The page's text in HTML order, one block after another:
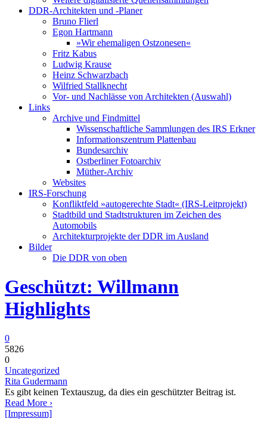
DDR-Architekten und -Planer
Bruno Flierl
Egon Hartmann
»Wir ehemaligen Ostzonesen«
Fritz Kabus
Ludwig Krause
Heinz Schwarzbach
Wilfried Stallknecht
Vor- und Nachlässe von Architekten (Auswahl)
Links
Archive und Findmittel
Wissenschaftliche Sammlungen des IRS Erkner
Informationszentrum Plattenbau
Bundesarchiv
Ostberliner Fotoarchiv
Müther-Archiv
Websites
IRS-Forschung
Konfliktfeld »autogerechte Stadt« (IRS-Leitprojekt)
Stadtbild und Stadtstrukturen im Zeichen des
Automobils
Architekturprojekte der DDR im Ausland
Bilder
Die DDR von oben
Geschützt: Willmann
Highlights
0
5826
0
Uncategorized
Rita Gudermann
Es gibt keinen Textauszug, da dies ein geschützter Beitrag ist.
Read More ›
[Impressum]